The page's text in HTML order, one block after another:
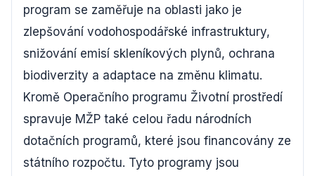
program se zaměřuje na oblasti jako je
zlepšování vodohospodářské infrastruktury,
snižování emisí skleníkových plynů, ochrana
biodiverzity a adaptace na změnu klimatu.
Kromě Operačního programu Životní prostředí
spravuje MŽP také celou řadu národních
dotačních programů, které jsou financovány ze
státního rozpočtu. Tyto programy jsou